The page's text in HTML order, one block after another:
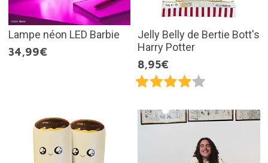
Lampe néon LED Barbie
34,99€
Jelly Belly de Bertie Bott's
Harry Potter
8,95€